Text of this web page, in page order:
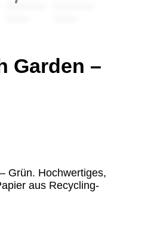
Garden –
Grün. Hochwertiges,
aus Recycling-